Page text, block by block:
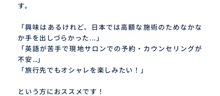
す。
「興味はあるけれど、日本では高額な施術のためなかな
か手を出しづらかった...」
「英語が苦手で現地サロンでの予約・カウンセリングが
不安…」
「旅行先でもオシャレを楽しみたい！」
という方におススメです！